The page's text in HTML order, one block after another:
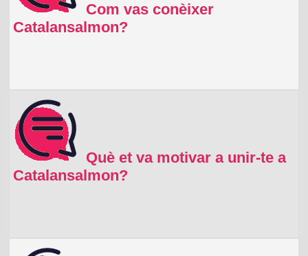
Com vas conèixer
Catalansalmon?
Què et va motivar a unir-te a
Catalansalmon?